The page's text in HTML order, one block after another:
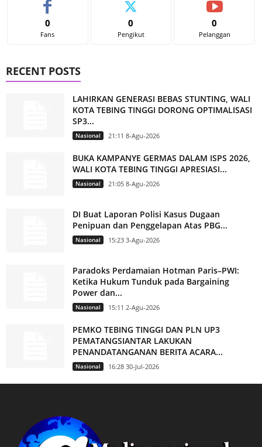
0
Fans
0
Pengikut
0
Pelanggan
RECENT POSTS
LAHIRKAN GENERASI BEBAS STUNTING, WALI
KOTA TEBING TINGGI DORONG OPTIMALISASI
SP3...
Nasional 21:11 8-Agu-2026
BUKA KAMPANYE GERMAS DALAM ISPS 2026,
WALI KOTA TEBING TINGGI APRESIASI...
Nasional 21:05 8-Agu-2026
DI Buat Laporan Polisi Kasus Dugaan
Penipuan dan Penggelapan Atas PBG...
Nasional 15:23 3-Agu-2026
Paradoks Perdamaian Hotman Paris–PWI:
Ketika Hukum Tunduk pada Bargaining
Power dan...
Nasional 15:11 2-Agu-2026
PEMKO TEBING TINGGI DAN PLN UP3
PEMATANGSIANTAR LAKUKAN
PENANDATANGANAN BERITA ACARA...
Nasional 16:28 30-Jul-2026